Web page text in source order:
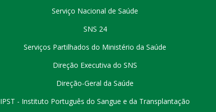
Serviço Nacional de Saúde
SNS 24
Serviços Partilhados do Ministério da Saúde
Direção Executiva do SNS
Direção-Geral da Saúde
IPST - Instituto Português do Sangue e da Transplantação